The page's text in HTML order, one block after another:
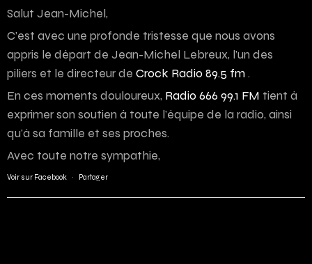
Salut Jean-Michel,
C’est avec une profonde tristesse que nous avons
appris le départ de Jean-Michel Lebreux, l’un des
piliers et le directeur de Crock Radio 89.5 fm.
En ces moments douloureux, Radio 666 99.1 FM tient à
exprimer son soutien à toute l’équipe de la radio, ainsi
qu’à sa famille et ses proches.
Avec toute notre sympathie,
Voir sur Facebook · Partager